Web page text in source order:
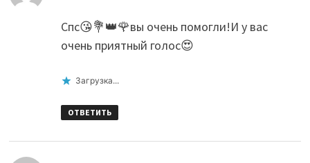
Спс😘💐👑🌹вы очень помогли!И у вас
очень приятный голос😍
Загрузка...
ОТВЕТИТЬ